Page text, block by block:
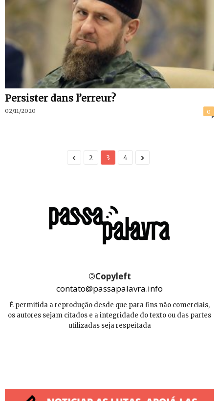
Persister dans l’erreur?
02/11/2020 0
2 3 4
©Copyleft
contato@passapalavra.info
É permitida a reprodução desde que para fins não comerciais,
os autores sejam citados e a integridade do texto ou das partes
utilizadas seja respeitada